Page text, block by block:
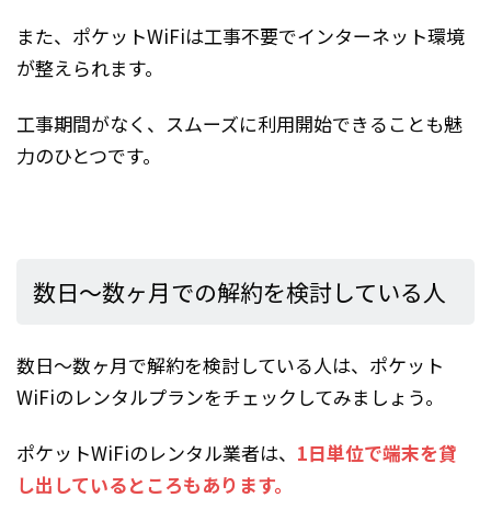
また、ポケットWiFiは工事不要でインターネット環境
が整えられます。
工事期間がなく、スムーズに利用開始できることも魅
力のひとつです。
数日～数ヶ月での解約を検討している人
数日～数ヶ月で解約を検討している人は、ポケット
WiFiのレンタルプランをチェックしてみましょう。
ポケットWiFiのレンタル業者は、 1日単位で端末を貸
し出しているところもあります。